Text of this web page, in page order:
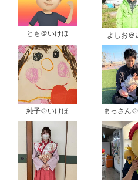
とも＠いけほ よしお＠
純子＠いけほ まっさん